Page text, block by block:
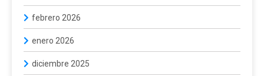
febrero 2026
enero 2026
diciembre 2025